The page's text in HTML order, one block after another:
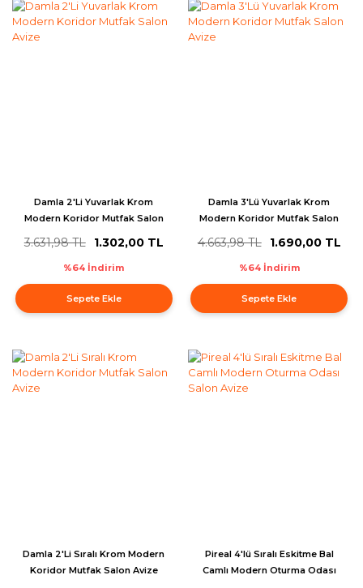
Damla 2'Li Yuvarlak Krom
Modern Koridor Mutfak Salon
3.631,98 TL 1.302,00 TL
%64 İndirim
Sepete Ekle
Damla 3'Lü Yuvarlak Krom
Modern Koridor Mutfak Salon
4.663,98 TL 1.690,00 TL
%64 İndirim
Sepete Ekle
Damla 2'Li Sıralı Krom Modern
Koridor Mutfak Salon Avize
Pireal 4'lü Sıralı Eskitme Bal
Camlı Modern Oturma Odası